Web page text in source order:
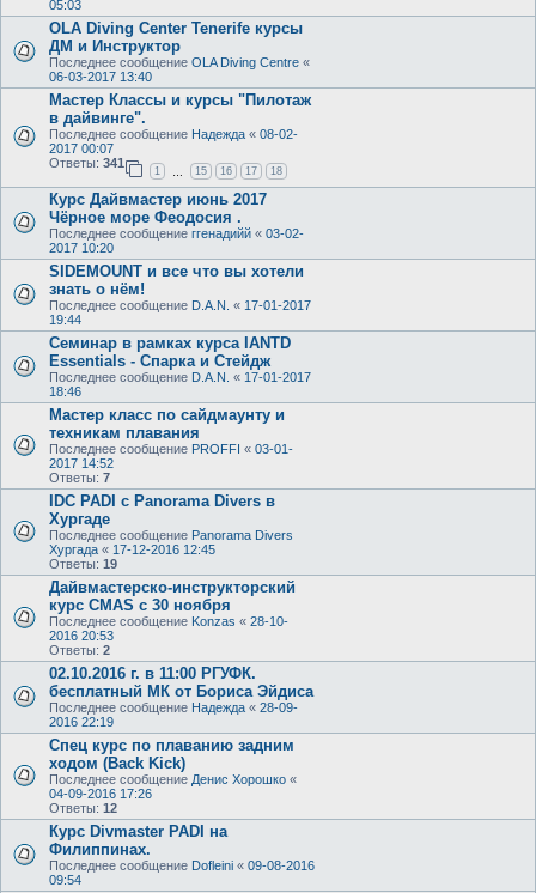
05:03
OLA Diving Center Tenerife курсы
ДМ и Инструктор
Последнее сообщение OLA Diving Centre «
06-03-2017 13:40
Мастер Классы и курсы "Пилотаж
в дайвинге".
Последнее сообщение Надежда « 08-02-
2017 00:07
Ответы: 341
1 15 16 17 18
Курс Дайвмастер июнь 2017
Чёрное море Феодосия .
Последнее сообщение ггенадийй « 03-02-
2017 10:20
SIDEMOUNT и все что вы хотели
знать о нём!
Последнее сообщение D.A.N. « 17-01-2017
19:44
Семинар в рамках курса IANTD
Essentials - Спарка и Стейдж
Последнее сообщение D.A.N. « 17-01-2017
18:46
Мастер класс по сайдмаунту и
техникам плавания
Последнее сообщение PROFFI « 03-01-
2017 14:52
Ответы: 7
IDC PADI с Panorama Divers в
Хургаде
Последнее сообщение Panorama Divers
Хургада « 17-12-2016 12:45
Ответы: 19
Дайвмастерско-инструкторский
курс CMAS с 30 ноября
Последнее сообщение Konzas « 28-10-
2016 20:53
Ответы: 2
02.10.2016 г. в 11:00 РГУФК.
бесплатный МК от Бориса Эйдиса
Последнее сообщение Надежда « 28-09-
2016 22:19
Спец курс по плаванию задним
ходом (Back Kick)
Последнее сообщение Денис Хорошко «
04-09-2016 17:26
Ответы: 12
Курс Divmaster PADI на
Филиппинах.
Последнее сообщение Dofleini « 09-08-2016
09:54